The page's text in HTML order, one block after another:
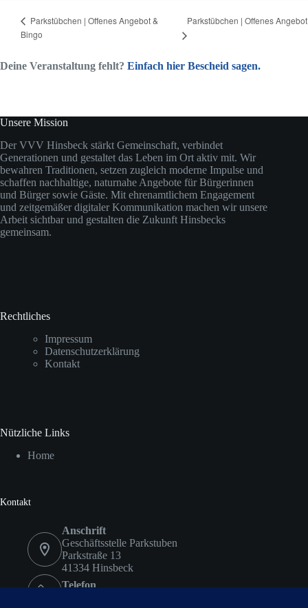
Parkstübchen | Offenes Angebot &
Bingo
Parkstübchen | Offenes Angebot
Deine Veranstaltung fehlt? Einfach hier Bescheid sagen.
Unsere Mission
Der VVV Hinsbeck stärkt Gemeinschaft, verbindet
Generationen und gestaltet das Leben im Ort aktiv mit. Wir
bewahren Traditionen, setzen zugleich moderne Impulse und
schaffen nachhaltige, naturnahe Angebote für Bürgerinnen
und Bürger sowie Gäste. Mit ehrenamtlichem Engagement
und zeitgemäßer digitaler Kommunikation machen wir unsere
Arbeit sichtbar und gestalten die Zukunft Hinsbecks
gemeinsam.
Rechtliches
Impressum
Datenschutzerklärung
Kontakt
Nützliche Links
Home
Kontakt
Anschrift
Geschäftsstelle Parkstuben
Parkstraße 13
41334 Hinsbeck
Telefon